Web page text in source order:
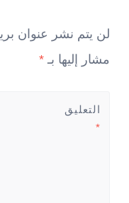
لن يتم نشر عنوان
مشار إليها بـ *
التعليق
*